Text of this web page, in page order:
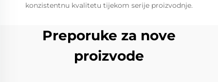
konzistentnu kvalitetu tijekom serije proizvodnje.
Preporuke za nove
proizvode